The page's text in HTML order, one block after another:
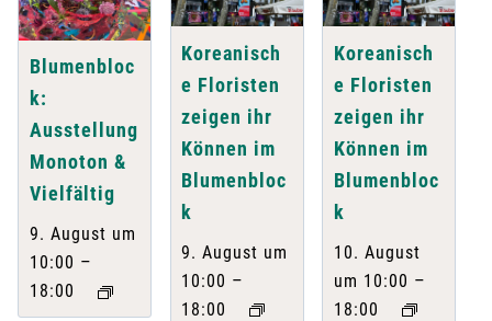
Blumenbloc
k:
Ausstellung
Monoton &
Vielfältig
9. August um
10:00 –
18:00
Koreanisch
e Floristen
zeigen ihr
Können im
Blumenbloc
k
9. August um
10:00 –
18:00
Koreanisch
e Floristen
zeigen ihr
Können im
Blumenbloc
k
10. August
um 10:00 –
18:00